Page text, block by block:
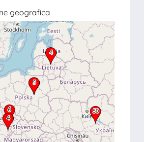
geografica